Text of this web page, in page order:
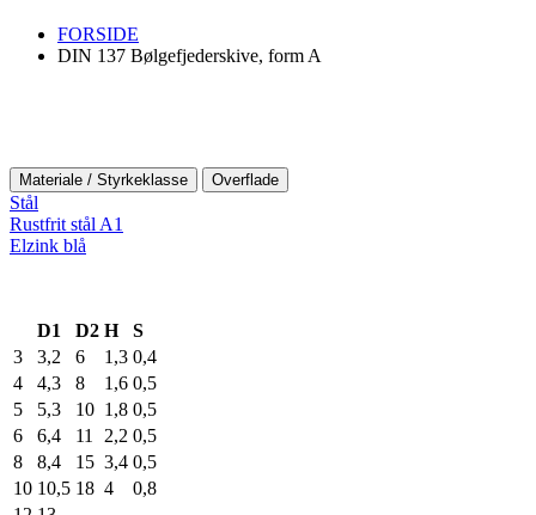
FORSIDE
DIN 137 Bølgefjederskive, form A
Materiale / Styrkeklasse Overflade
Stål
Rustfrit stål A1
Elzink blå
D1 D2 H
S
3
3,2 6 1,3 0,4
4
4,3 8 1,6 0,5
5
5,3 10 1,8 0,5
6
6,4 11 2,2 0,5
8
8,4 15 3,4 0,5
10 10,5 18 4
0,8